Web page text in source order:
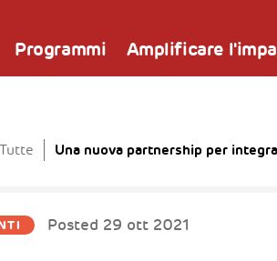
Programmi Amplificare
Tutte Una nuova partnership per
Posted 29 ott 2021